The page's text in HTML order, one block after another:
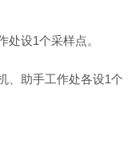
处设1个采样点。
、助手工作处各设1个